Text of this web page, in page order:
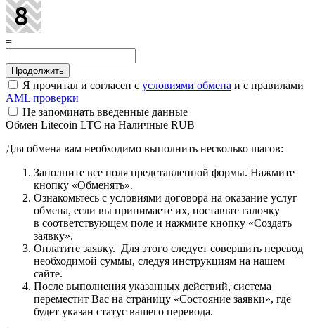
=
Я прочитал и согласен с условиями обмена и с правилами
AML проверки
Не запоминать введенные данные
Обмен Litecoin LTC на Наличные RUB
Для обмена вам необходимо выполнить несколько шагов:
Заполните все поля представленной формы. Нажмите
кнопку «Обменять».
Ознакомьтесь с условиями договора на оказание услуг
обмена, если вы принимаете их, поставьте галочку
в соответствующем поле и нажмите кнопку «Создать
заявку».
Оплатите заявку. Для этого следует совершить перевод
необходимой суммы, следуя инструкциям на нашем
сайте.
После выполнения указанных действий, система
переместит Вас на страницу «Состояние заявки», где
будет указан статус вашего перевода.